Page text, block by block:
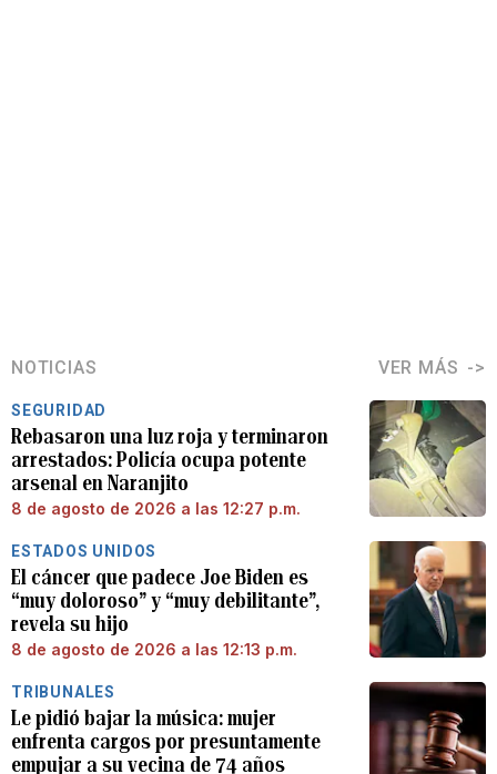
NOTICIAS VER MÁS
SEGURIDAD
Rebasaron una luz roja y terminaron
arrestados: Policía ocupa potente
arsenal en Naranjito
8 de agosto de 2026 a las 12:27 p.m.
ESTADOS UNIDOS
El cáncer que padece Joe Biden es
“muy doloroso” y “muy debilitante”,
revela su hijo
8 de agosto de 2026 a las 12:13 p.m.
TRIBUNALES
Le pidió bajar la música: mujer
enfrenta cargos por presuntamente
empujar a su vecina de 74 años